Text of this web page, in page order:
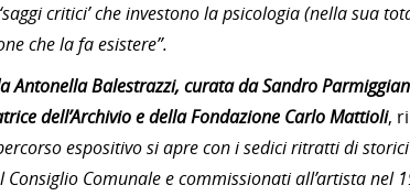
critici’ che investono la psicologia (nella sua
che la fa esistere”.
Antonella Balestrazzi, curata da Sandro
dell’Archivio e della Fondazione Carlo Mattioli,
espositivo si apre con i sedici ritratti di
Consiglio Comunale e commissionati all’artista nel